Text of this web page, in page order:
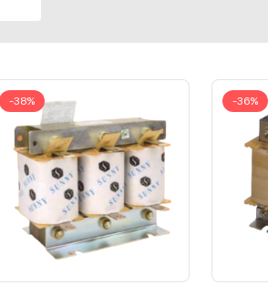
-38% -36%